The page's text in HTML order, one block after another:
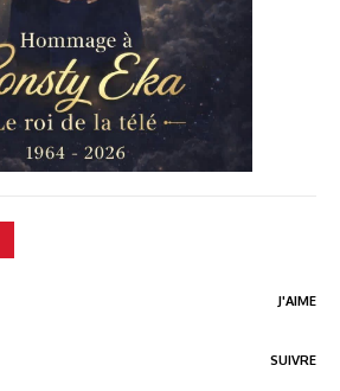
J'AIME
SUIVRE